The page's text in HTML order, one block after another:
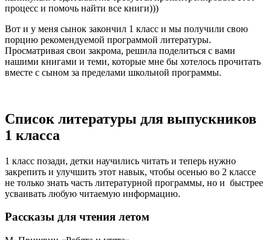
процесс и помочь найти все книги)))
Вот и у меня сынок закончил 1 класс и мы получили свою
порцию рекомендуемой программой литературы.
Просматривая свои закрома, решила поделиться с вами
нашими книгами и теми, которые мне бы хотелось прочитать
вместе с сыном за пределами школьной программы.
Список литературы для выпускников
1 класса
1 класс позади, детки научились читать и теперь нужно
закрепить и улучшить этот навык, чтобы осенью во 2 классе
не только знать часть литературной программы, но и быстрее
усваивать любую читаемую информацию.
Рассказы для чтения летом